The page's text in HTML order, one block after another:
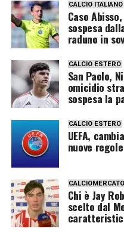
CALCIO ITALIANO
Caso
sospesa
raduno in
CALCIO ESTERO
San Paolo,
omicidio
sospesa la
CALCIO ESTERO
UEFA,
nuove
CALCIOMERCATO
Chi è Jay
scelto dal